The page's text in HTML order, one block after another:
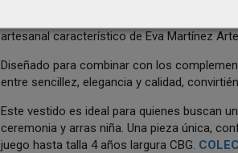
realza la espalda con un contraste
artesanal característico de Eva Martínez
Diseñado para combinar con los
entre sencillez, elegancia y calidad,
Este vestido es ideal para quienes buscan
ceremonia y arras niña. Una pieza única,
juego hasta talla 4 años largura CBG.